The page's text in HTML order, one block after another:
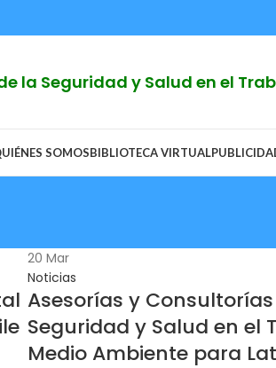
la Seguridad y Salud en el
SOMOSBIBLIOTECA VIRTUAL
20 Mar
Noticias
Asesorías y
Seguridad y Salud en el
Medio Ambiente para